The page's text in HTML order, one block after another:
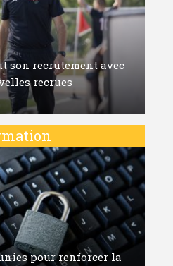
son recrutement avec
recrues
pour renforcer la